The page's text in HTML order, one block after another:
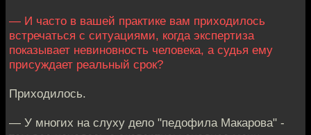
— И часто в вашей практике вам приходилось
встречаться с ситуациями, когда экспертиза
показывает невиновность человека, а судья ему
присуждает реальный срок?
Приходилось.
— У многих на слуху дело "педофила Макарова" -